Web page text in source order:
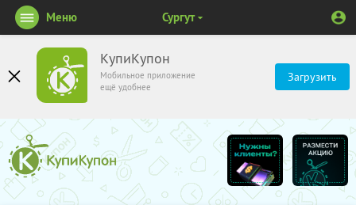
КупиКупон
Мобильное приложение
ещё удобнее
Загрузить
Меню Сургут